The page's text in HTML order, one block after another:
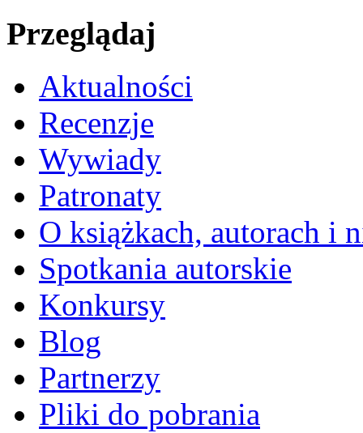
Przeglądaj
Aktualności
Recenzje
Wywiady
Patronaty
O książkach, autorach i
Spotkania autorskie
Konkursy
Blog
Partnerzy
Pliki do pobrania